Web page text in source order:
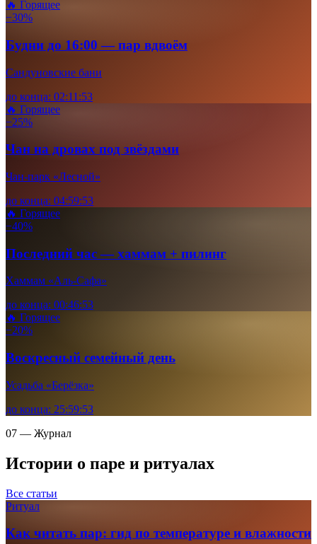
🔥 Горящее
−30%
Будни до 16:00 — пар вдвоём
Сандуновские бани
до конца: 02:11 :52
🔥 Горящее
−25%
Чан на дровах под звёздами
Чан-парк «Лесной»
до конца: 04:59:52
🔥 Горящее
−40%
Последний час — хаммам + пилинг
Хаммам «Аль-Сафа»
до конца: 00:46:52
🔥 Горящее
−20%
Воскресный семейный день
Усадьба «Берёзка»
до конца: 25:59:52
07 — Журнал
Истории о паре и ритуалах
Все статьи
Ритуал
Как читать пар: гид по температуре и влажности